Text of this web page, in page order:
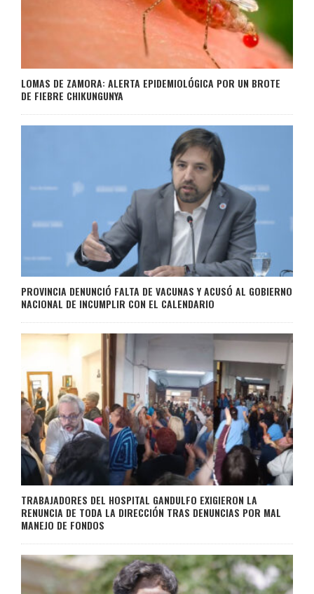
LOMAS DE ZAMORA: ALERTA EPIDEMIOLÓGICA POR UN BROTE
DE FIEBRE CHIKUNGUNYA
PROVINCIA DENUNCIÓ FALTA DE VACUNAS Y ACUSÓ AL GOBIERNO
NACIONAL DE INCUMPLIR CON EL CALENDARIO
TRABAJADORES DEL HOSPITAL GANDULFO EXIGIERON LA
RENUNCIA DE TODA LA DIRECCIÓN TRAS DENUNCIAS POR MAL
MANEJO DE FONDOS